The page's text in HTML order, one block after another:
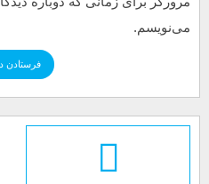
می‌نویسم.